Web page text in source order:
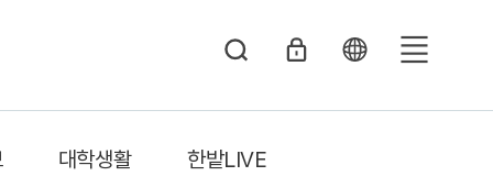
체
대학생활 한밭LIVE